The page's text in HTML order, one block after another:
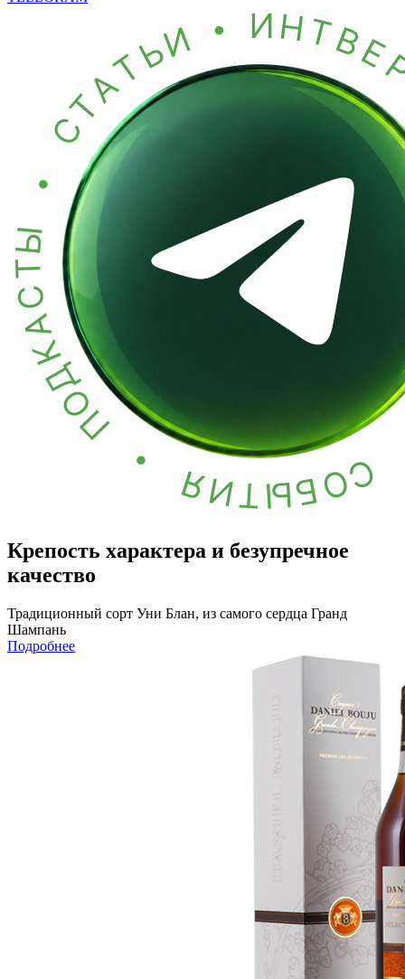
Крепость характера и безупречное
качество
Традиционный сорт Уни Блан, из самого сердца Гранд
Шампань
Подробнее